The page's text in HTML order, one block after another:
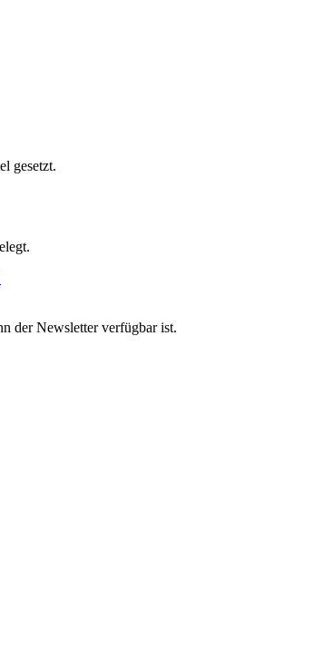
gesetzt.
der Newsletter verfügbar ist.